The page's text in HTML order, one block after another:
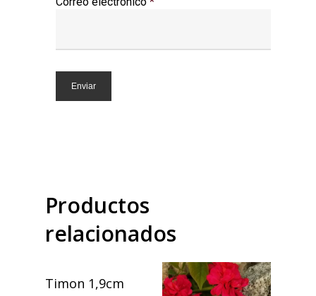
Productos
relacionados
Timon 1,9cm